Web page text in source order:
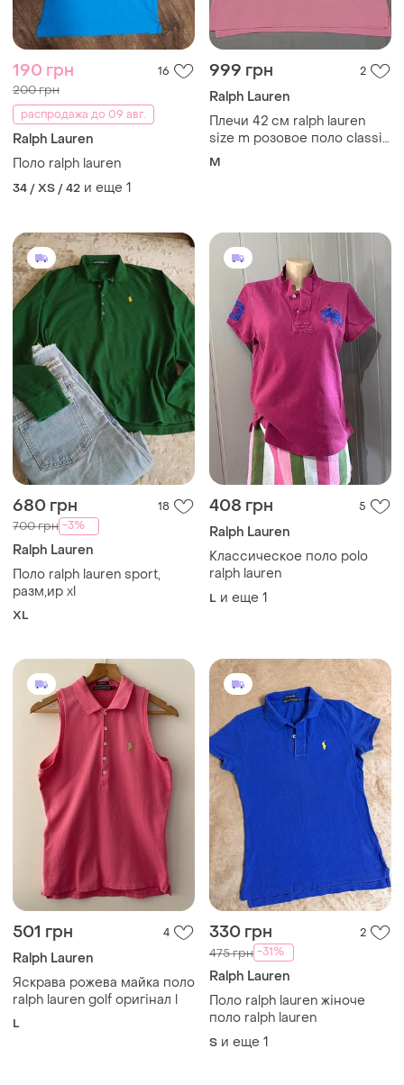
190 грн 16
200 грн
распродажа до 09 авг.
Ralph Lauren
Поло ralph lauren
34 / XS / 42 и еще 1
999 грн 2
Ralph Lauren
Плечи 42 см ralph lauren
size m розовое поло classic
fit made in bolivia пуговицы
M
680 грн 18
700 грн -3%
Ralph Lauren
Поло ralph lauren sport,
разм,ир xl
XL
408 грн 5
Ralph Lauren
Классическое поло polo
ralph lauren
L и еще 1
501 грн 4
Ralph Lauren
Яскрава рожева майка поло
ralph lauren golf оригінал l
L
330 грн 2
475 грн -31%
Ralph Lauren
Поло ralph lauren жіноче
поло ralph lauren
S и еще 1